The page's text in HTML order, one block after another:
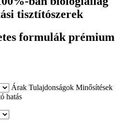
tisztítószerek
formulák prémium
Árak Tulajdonságok Minősítések
hatás